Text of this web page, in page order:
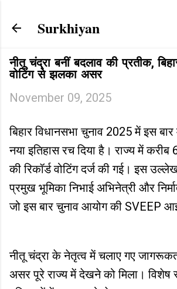
Surkhiyan
नीतू चंद्रा बनीं बदलाव की प्रतीक,
वोटिंग से झलका असर
November 09, 2025
बिहार विधानसभा चुनाव 2025 में इस
नया इतिहास रच दिया है। राज्य में
की रिकॉर्ड वोटिंग दर्ज की गई। इस
प्रमुख भूमिका निभाई अभिनेत्री और
जो इस बार चुनाव आयोग की SVEEP
नीतू चंद्रा के नेतृत्व में चलाए गए
असर पूरे राज्य में देखने को मिला।